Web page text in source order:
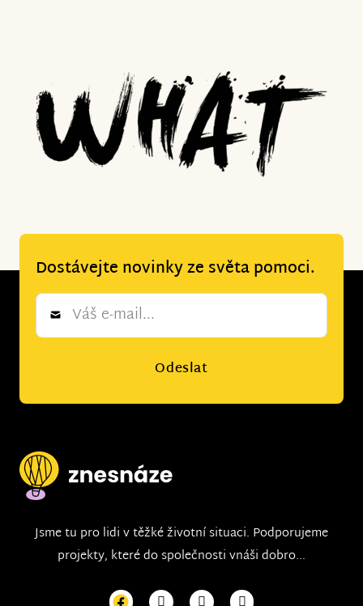
Dostávejte novinky ze světa pomoci.
Newsletter
Odeslat
Jsme tu pro lidi v těžké životní situaci. Podporujeme
projekty, které do společnosti vnáši dobro...